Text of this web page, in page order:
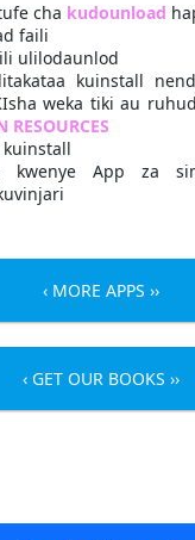
cha kudounload
faili
ulilodaunlod
kuinstall
weka tiki au
RESOURCES
kuinstall
kwenye App za
‹ MORE APPS ››
‹ GET OUR BOOKS ››